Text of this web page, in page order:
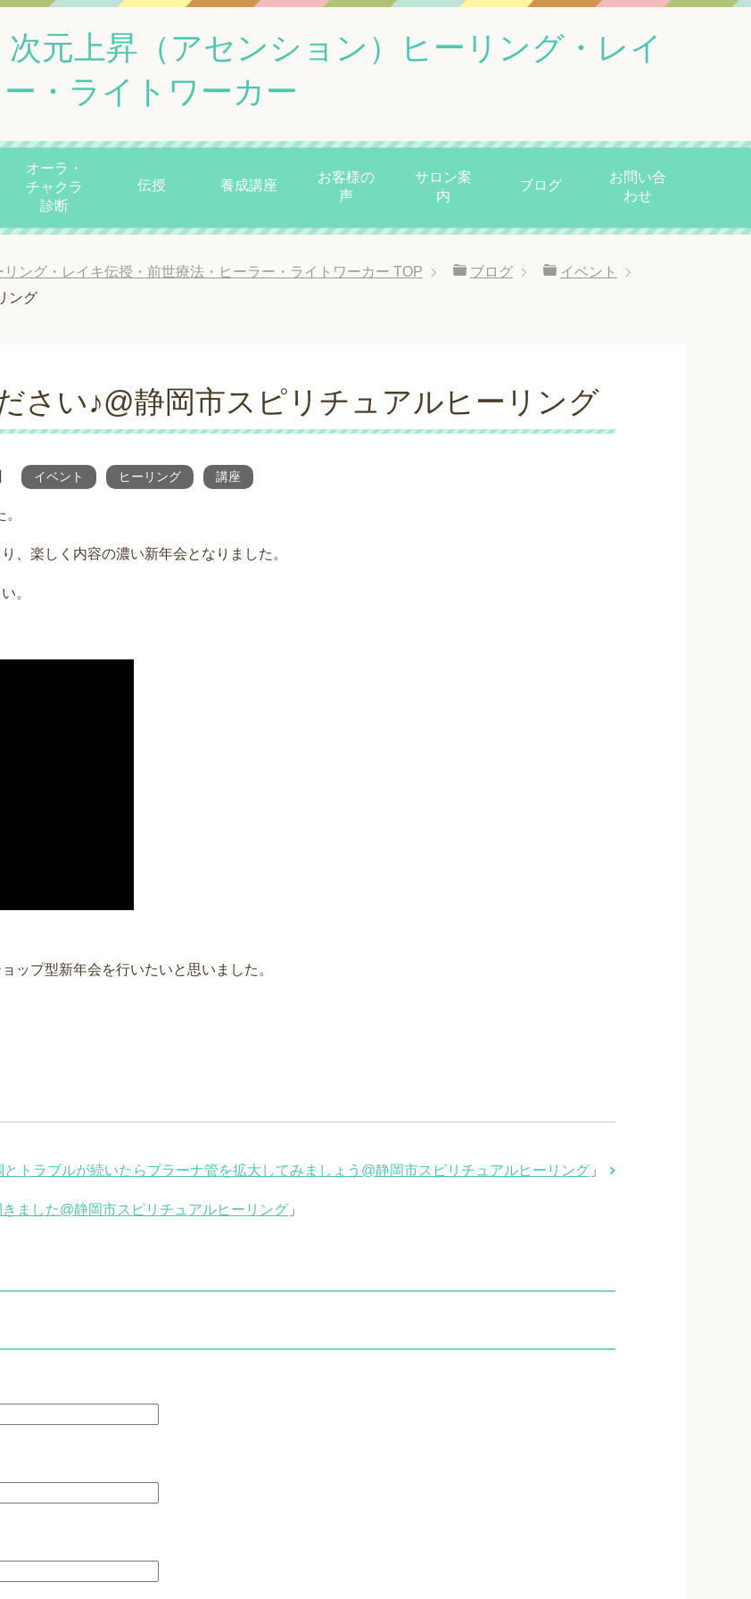
元上昇（アセンション）ヒーリング・レイ
・ライトワーカー
オーラ・
チャクラ
診断
伝授 養成講座
お客様の
声
サロン案
内
ブログ
お問い合
わせ
ング・レイキ伝授・前世療法・ヒーラー・ライトワーカー TOP ブログ
イベント
ング
さい♪@静岡市スピリチュアルヒーリング
イベント ヒーリング 講座
、楽しく内容の濃い新年会となりました。
。
ップ型新年会を行いたいと思いました。
とトラブルが続いたらプラーナ管を拡大してみましょう@静岡市スピリチュアルヒーリング 」
ました@静岡市スピリチュアルヒーリング 」